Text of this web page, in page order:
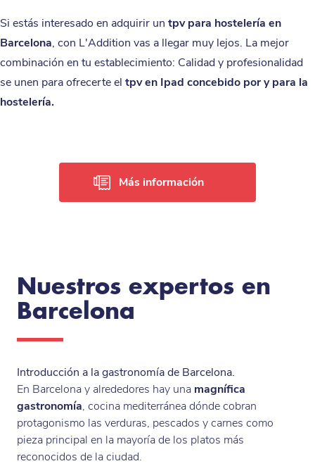
Si estás interesado en adquirir un tpv para hostelería en
Barcelona, con L'Addition vas a llegar muy lejos. La mejor
combinación en tu establecimiento: Calidad y profesionalidad
se unen para ofrecerte el tpv en Ipad concebido por y para la
hostelería.
Más información
Nuestros expertos en
Barcelona
Introducción a la gastronomía de Barcelona.
En Barcelona y alrededores hay una magnífica
gastronomía, cocina mediterránea dónde cobran
protagonismo las verduras, pescados y carnes como
pieza principal en la mayoría de los platos más
reconocidos de la ciudad.